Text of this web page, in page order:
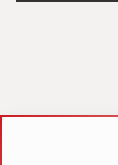
m elexbet